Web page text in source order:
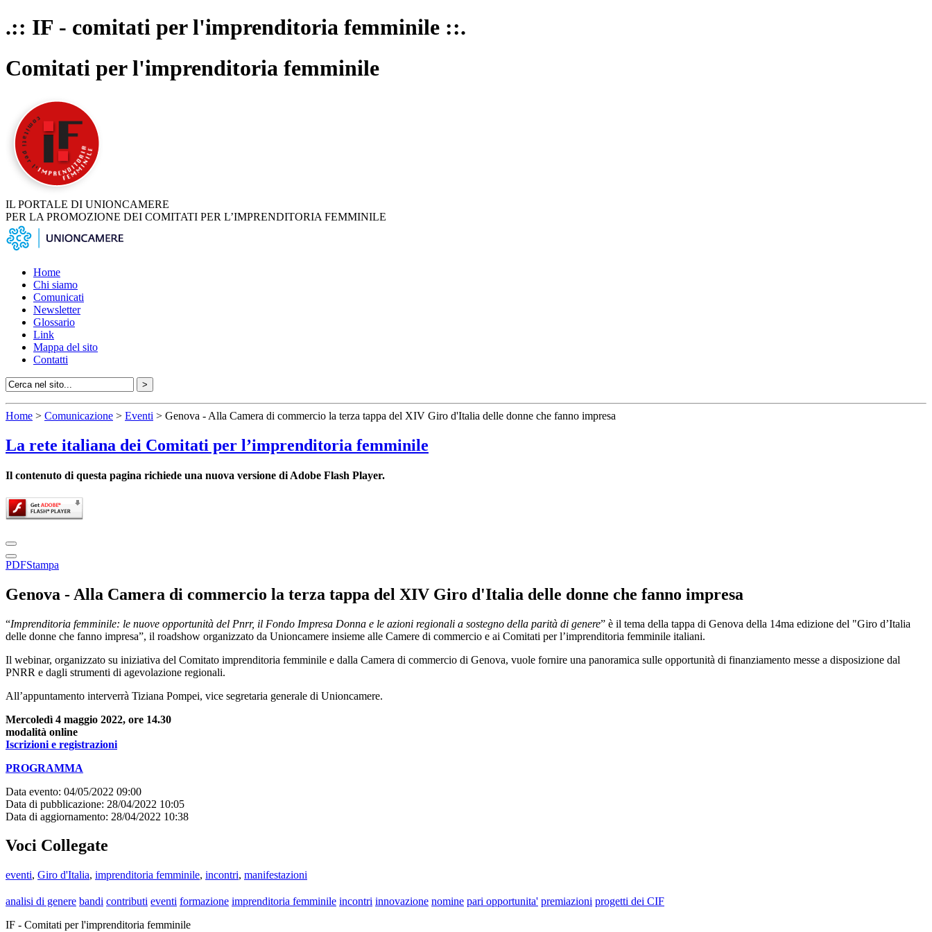
.:: IF - comitati per l'imprenditoria femminile ::.
Comitati per l'imprenditoria femminile
IL PORTALE DI UNIONCAMERE
PER LA PROMOZIONE DEI COMITATI PER L’IMPRENDITORIA FEMMINILE
Home
Chi siamo
Comunicati
Newsletter
Glossario
Link
Mappa del sito
Contatti
Home > Comunicazione > Eventi > Genova - Alla Camera di commercio la terza tappa del XIV Giro d'Italia delle donne che fanno impresa
La rete italiana dei Comitati per l’imprenditoria femminile
Il contenuto di questa pagina richiede una nuova versione di Adobe Flash Player.
PDFStampa
Genova - Alla Camera di commercio la terza tappa del XIV Giro d'Italia delle donne che fanno impresa
“Imprenditoria femminile: le nuove opportunità del Pnrr, il Fondo Impresa Donna e le azioni regionali a sostegno della parità di genere” è il tema della tappa di Genova della 14ma edizione del "Giro d’Italia
delle donne che fanno impresa”, il roadshow organizzato da Unioncamere insieme alle Camere di commercio e ai Comitati per l’imprenditoria femminile italiani.
Il webinar, organizzato su iniziativa del Comitato imprenditoria femminile e dalla Camera di commercio di Genova, vuole fornire una panoramica sulle opportunità di finanziamento messe a disposizione dal
PNRR e dagli strumenti di agevolazione regionali.
All’appuntamento interverrà Tiziana Pompei, vice segretaria generale di Unioncamere.
Mercoledì 4 maggio 2022, ore 14.30
modalità online
Iscrizioni e registrazioni
PROGRAMMA
Data evento: 04/05/2022 09:00
Data di pubblicazione: 28/04/2022 10:05
Data di aggiornamento: 28/04/2022 10:38
Voci Collegate
eventi, Giro d'Italia, imprenditoria femminile, incontri, manifestazioni
analisi di genere bandi contributi eventi formazione imprenditoria femminile incontri innovazione nomine pari opportunita' premiazioni progetti dei CIF
IF - Comitati per l'imprenditoria femminile